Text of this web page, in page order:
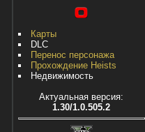
Карты
DLC
Перенос персонажа
Прохождение Heists
Недвижимость
Актуальная версия:
1.30/1.0.505.2